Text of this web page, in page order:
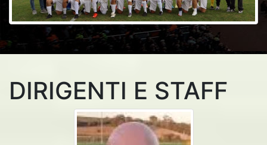
DIRIGENTI E STAFF